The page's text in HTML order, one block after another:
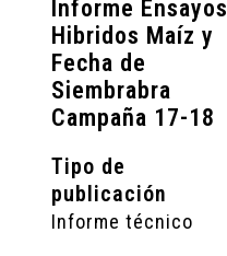
Informe Ensayos
Hibridos Maíz y
Fecha de
Siembrabra
Campaña 17-18
Tipo de
publicación
Informe técnico